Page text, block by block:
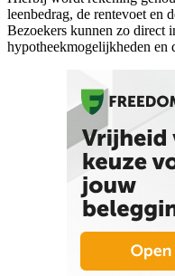
leenbedrag, de rentevoet en
Bezoekers kunnen zo direct
hypotheekmogelijkheden en